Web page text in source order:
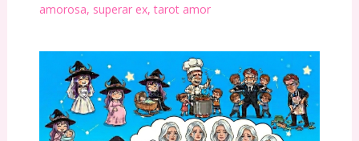
amorosa, superar ex,tarot amor